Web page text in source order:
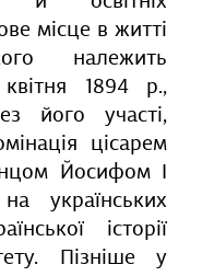
місце в житті
належить
1894 р.,
його участі,
цісарем
Йосифом І
українських
історії
Пізніше у